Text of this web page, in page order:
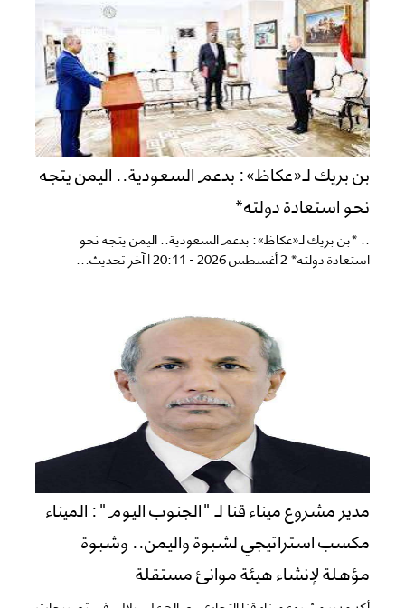
بن بريك لـ«عكاظ»: بدعم السعودية.. اليمن يتجه
نحو استعادة دولته*
.. *بن بريك لـ«عكاظ»: بدعم السعودية.. اليمن يتجه نحو
استعادة دولته* 2 أغسطس 2026 - 20:11 | آخر تحديث...
​مدير مشروع ميناء قنا لـ "الجنوب اليوم": الميناء
مكسب استراتيجي لشبوة واليمن.. وشبوة
مؤهلة لإنشاء هيئة موانئ مستقلة